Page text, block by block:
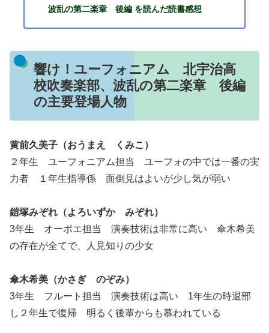
波乱の第二楽章 後編 を読んだ読書感想
響け！ユーフォニアム 北宇治高
校吹奏楽部、波乱の第二楽章 後編
の主要登場人物
黄前久美子（おうまえ くみこ）
２年生 ユーフォニアム担当 ユーフォの中では一番の実
力者 １年生指導係 面倒見はよいが少し気が弱い
鎧塚みぞれ（よろいずか みぞれ）
3年生 オーボエ担当 演奏技術は非常に高い 傘木希美
の存在が全てで、人見知りの少女
傘木希美（かさぎ のぞみ）
3年生 フルート担当 演奏技術は高い 1年生の時退部
し２年生で復帰 明るく後輩からも慕われている